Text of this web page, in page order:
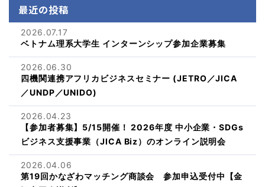
最近の投稿
2026.07.17
ベトナム理系大学生 インターンシップ参加企業募集
2026.06.30
四機関連携アフリカビジネスセミナー (JETRO／JICA
／UNDP／UNIDO)
2026.04.23
【参加者募集】5/15開催！ 2026年度 中小企業・SDGs
ビジネス支援事業（JICA Biz）のオンライン説明会
2026.04.06
第19回かなざわマッチング商談会 参加申込受付中【金